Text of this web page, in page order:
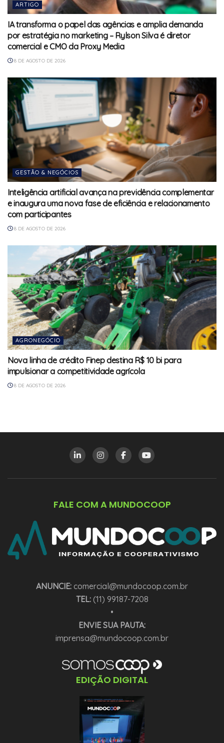
ARTIGO
IA transforma o papel das agências e amplia demanda
por estratégia no marketing – Rylson Silva é diretor
comercial e CMO da Proxy Media
8 DE AGOSTO DE 2026
GESTÃO & NEGÓCIOS
Inteligência artificial avança na previdência complementar
e inaugura uma nova fase de eficiência e relacionamento
com participantes
8 DE AGOSTO DE 2026
AGRONEGÓCIO
Nova linha de crédito Finep destina R$ 10 bi para
impulsionar a competitividade agrícola
8 DE AGOSTO DE 2026
FALE COM A MUNDOCOOP
ANUNCIE: comercial@mundocoop.com.br
TEL:(11) 99187-7208
•
ENVIE SUA PAUTA:
imprensa@mundocoop.com.br
EDIÇÃO DIGITAL